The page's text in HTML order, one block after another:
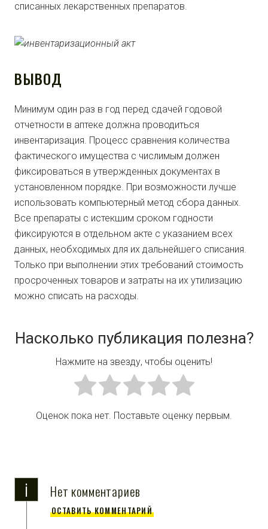
списанных лекарственных препаратов.
ВЫВОД
Минимум один раз в год перед сдачей годовой
отчетности в аптеке должна проводиться
инвентаризация. Процесс сравнения количества
фактического имущества с числимым должен
фиксироваться в утвержденных документах в
установленном порядке. При возможности лучше
использовать компьютерный метод сбора данных.
Все препараты с истекшим сроком годности
фиксируются в отдельном акте с указанием всех
данных, необходимых для их дальнейшего списания.
Только при выполнении этих требований стоимость
просроченных товаров и затраты на их утилизацию
можно списать на расходы.
Насколько публикация полезна?
Нажмите на звезду, чтобы оценить!
Оценок пока нет. Поставьте оценку первым.
i Нет комментариев
ОСТАВИТЬ КОММЕНТАРИЙ